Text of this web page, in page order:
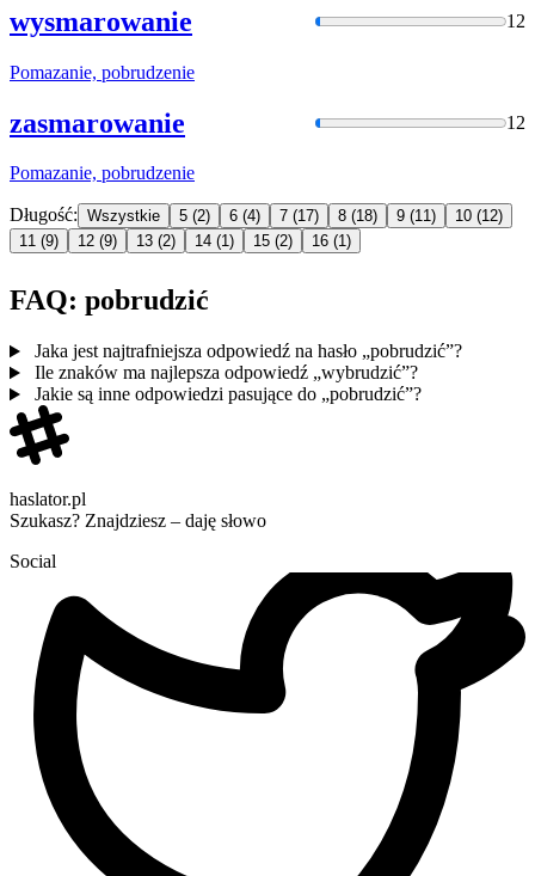
wysmarowanie 12
Pomazanie, pobrudzenie
zasmarowanie 12
Pomazanie, pobrudzenie
Długość: Wszystkie 5 (2) 6 (4) 7 (17) 8 (18) 9 (11) 10 (12)
11 (9) 12 (9) 13 (2) 14 (1) 15 (2) 16 (1)
FAQ: pobrudzić
Jaka jest najtrafniejsza odpowiedź na hasło „pobrudzić”?
Ile znaków ma najlepsza odpowiedź „wybrudzić”?
Jakie są inne odpowiedzi pasujące do „pobrudzić”?
haslator.pl
Szukasz? Znajdziesz – daję słowo
Social